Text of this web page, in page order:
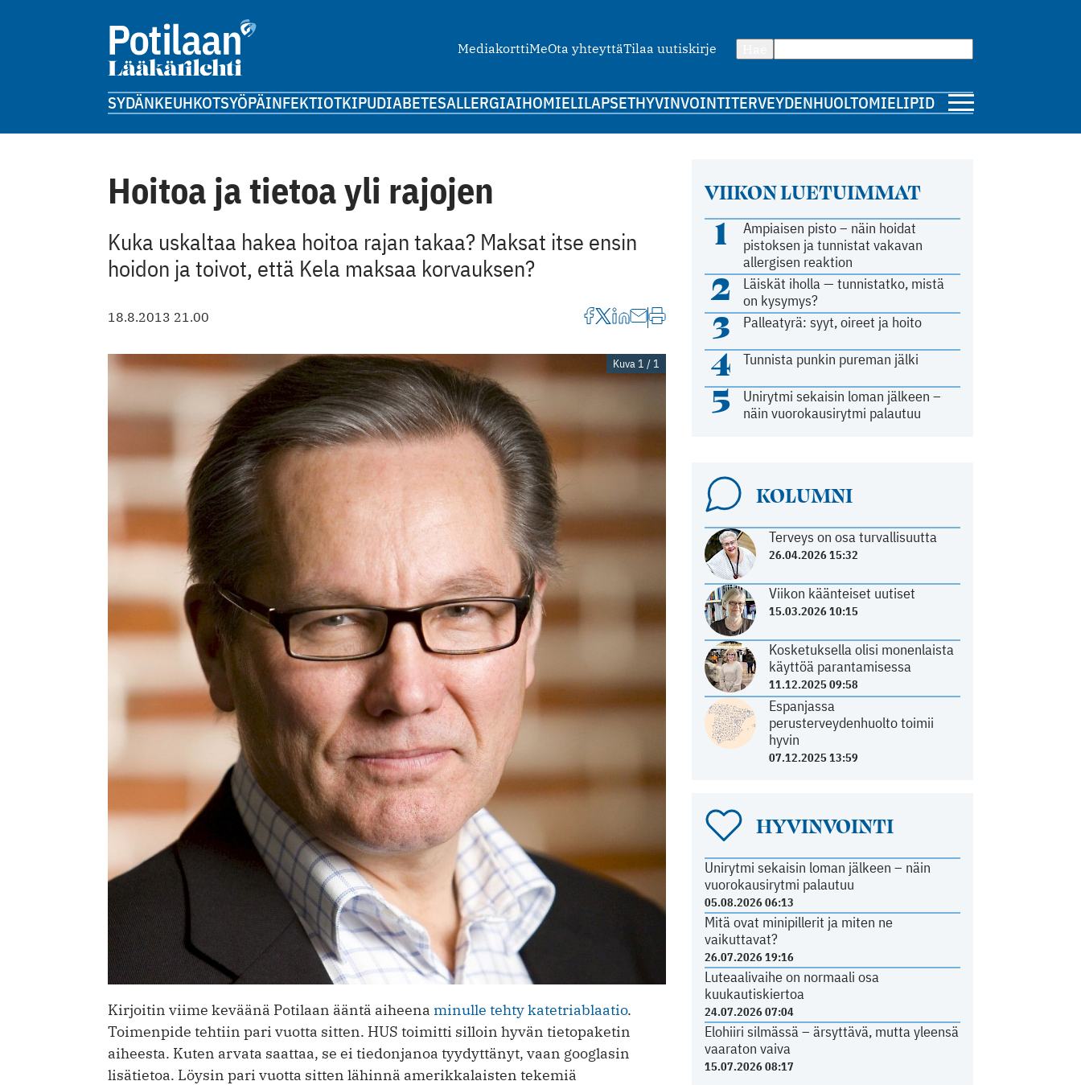
MediakorttiMeOta yhteyttäTilaa uutiskirje
SYDÄNKEUHKOTSYÖPÄINFEKTIOTKIPUDIABETESALLERGIAIHOMIELILAPSETHYVINVOINTITERVEYDENHUOLTOMIELIPIDE
VIIKON LUETUIMMAT
1
Ampiaisen pisto – näin hoidat
pistoksen ja tunnistat vakavan
allergisen reaktion
2
Läiskät iholla — tunnistatko, mistä
on kysymys?
3 Palleatyrä: syyt, oireet ja hoito
4 Tunnista punkin pureman jälki
5
Unirytmi sekaisin loman jälkeen –
näin vuorokausirytmi palautuu
KOLUMNI
Terveys on osa turvallisuutta
26.04.2026 15:32
Viikon käänteiset uutiset
15.03.2026 10:15
Kosketuksella olisi monenlaista
käyttöä parantamisessa
11.12.2025 09:58
Espanjassa
perusterveydenhuolto toimii
hyvin
07.12.2025 13:59
HYVINVOINTI
Unirytmi sekaisin loman jälkeen – näin
vuorokausirytmi palautuu
05.08.2026 06:13
Mitä ovat minipillerit ja miten ne
vaikuttavat?
26.07.2026 19:16
Luteaalivaihe on normaali osa
kuukautiskiertoa
24.07.2026 07:04
Elohiiri silmässä – ärsyttävä, mutta yleensä
vaaraton vaiva
15.07.2026 08:17
Hoitoa ja tietoa yli rajojen
Kuka uskaltaa hakea hoitoa rajan takaa? Maksat itse ensin
hoidon ja toivot, että Kela maksaa korvauksen?
18.8.2013 21.00
Kuva 1 / 1
Kirjoitin viime keväänä Potilaan ääntä aiheena minulle tehty katetriablaatio.
Toimenpide tehtiin pari vuotta sitten. HUS toimitti silloin hyvän tietopaketin
aiheesta. Kuten arvata saattaa, se ei tiedonjanoa tyydyttänyt, vaan googlasin
lisätietoa. Löysin pari vuotta sitten lähinnä amerikkalaisten tekemiä